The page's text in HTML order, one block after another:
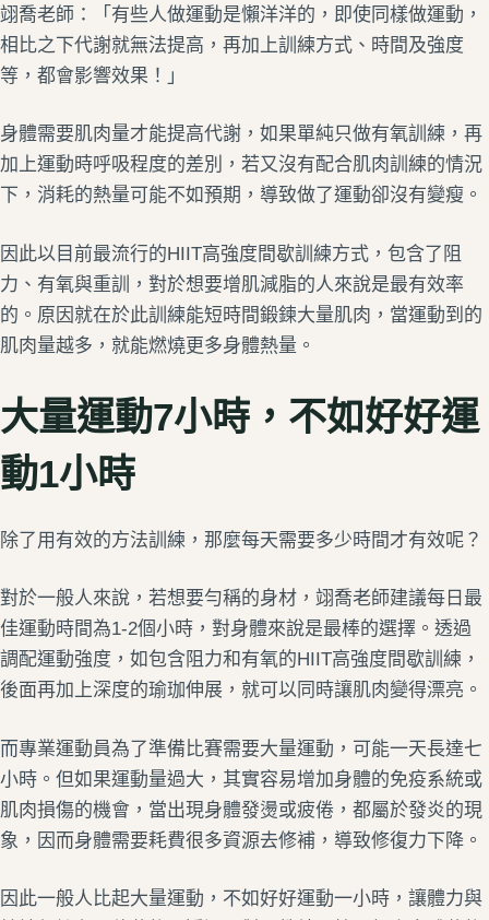
翊喬老師：「有些人做運動是懶洋洋的，即使同樣做運動，
相比之下代謝就無法提高，再加上訓練方式、時間及強度
等，都會影響效果！」
身體需要肌肉量才能提高代謝，如果單純只做有氧訓練，再
加上運動時呼吸程度的差別，若又沒有配合肌肉訓練的情況
下，消耗的熱量可能不如預期，導致做了運動卻沒有變瘦。
因此以目前最流行的HIIT高強度間歇訓練方式，包含了阻
力、有氧與重訓，對於想要增肌減脂的人來說是最有效率
的。原因就在於此訓練能短時間鍛鍊大量肌肉，當運動到的
肌肉量越多，就能燃燒更多身體熱量。
大量運動7小時，不如好好運
動1小時
除了用有效的方法訓練，那麼每天需要多少時間才有效呢？
對於一般人來說，若想要勻稱的身材，翊喬老師建議每日最
佳運動時間為1-2個小時，對身體來說是最棒的選擇。透過
調配運動強度，如包含阻力和有氧的HIIT高強度間歇訓練，
後面再加上深度的瑜珈伸展，就可以同時讓肌肉變得漂亮。
而專業運動員為了準備比賽需要大量運動，可能一天長達七
小時。但如果運動量過大，其實容易增加身體的免疫系統或
肌肉損傷的機會，當出現身體發燙或疲倦，都屬於發炎的現
象，因而身體需要耗費很多資源去修補，導致修復力下降。
因此一般人比起大量運動，不如好好運動一小時，讓體力與